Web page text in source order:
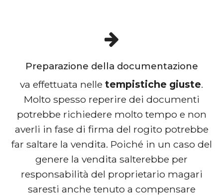
Preparazione della documentazione
va effettuata nelle tempistiche giuste.
Molto spesso reperire dei documenti
potrebbe richiedere molto tempo e non
averli in fase di firma del rogito potrebbe
far saltare la vendita. Poiché in un caso del
genere la vendita salterebbe per
responsabilità del proprietario magari
saresti anche tenuto a compensare